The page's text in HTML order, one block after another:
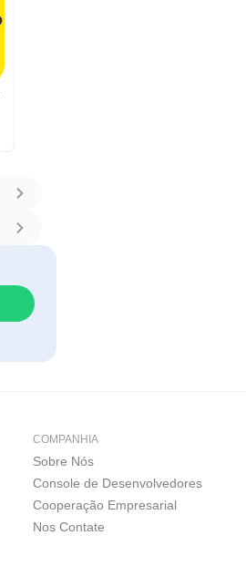
COMPANHIA
Sobre Nós
Console de Desenvolvedores
Cooperação Empresarial
Nos Contate